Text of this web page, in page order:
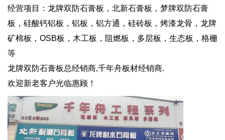
经营项目：龙牌双防石膏板，北新石膏板，梦牌双防石膏
板，硅酸钙铝板，铝板，铝方通，硅砖板，烤漆龙骨，龙牌
矿棉板，OSB板，木工板，阻燃板，多层板，生态板，格栅
等
龙牌双防石膏板总经销商,千年舟板材经销商.
欢迎新老客户光临惠顾！